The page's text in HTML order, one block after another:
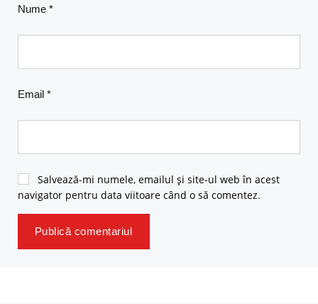
Nume *
Email *
Salvează-mi numele, emailul și site-ul web în acest
navigator pentru data viitoare când o să comentez.